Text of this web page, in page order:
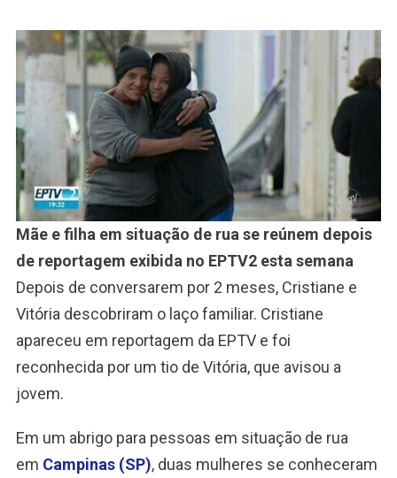
Mãe e filha em situação de rua se reúnem depois
de reportagem exibida no EPTV2 esta semana
Depois de conversarem por 2 meses, Cristiane e
Vitória descobriram o laço familiar. Cristiane
apareceu em reportagem da EPTV e foi
reconhecida por um tio de Vitória, que avisou a
jovem.
Em um abrigo para pessoas em situação de rua
em Campinas (SP), duas mulheres se conheceram